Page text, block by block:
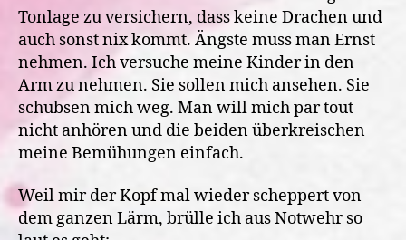
Tonlage zu versichern, dass keine Drachen und
auch sonst nix kommt. Ängste muss man Ernst
nehmen. Ich versuche meine Kinder in den
Arm zu nehmen. Sie sollen mich ansehen. Sie
schubsen mich weg. Man will mich par tout
nicht anhören und die beiden überkreischen
meine Bemühungen einfach.
Weil mir der Kopf mal wieder scheppert von
dem ganzen Lärm, brülle ich aus Notwehr so